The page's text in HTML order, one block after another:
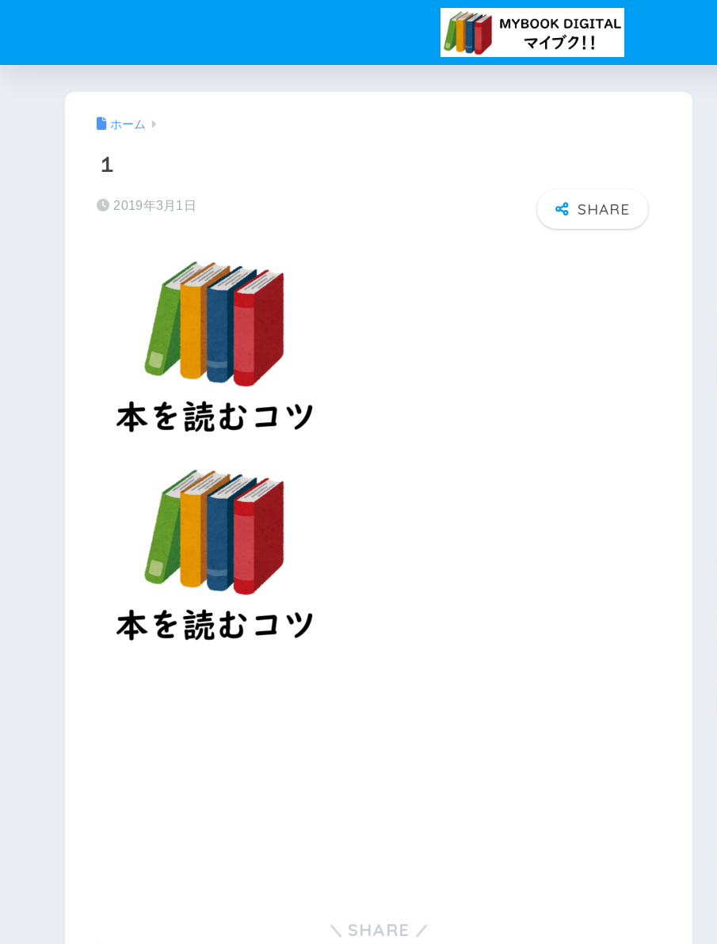
ホーム
１
2019年3月1日
SHARE